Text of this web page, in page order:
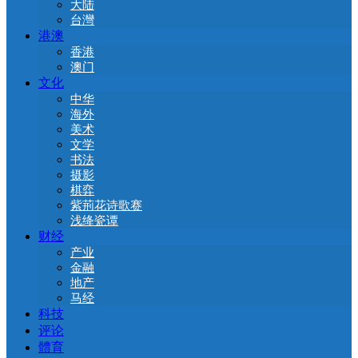
大陆
台灣
港澳
香港
澳门
文化
中华
海外
美术
文学
书法
摄影
棋弈
紫荊花诗歌赛
浅绛瓷谭
财经
产业
金融
地产
马经
科技
评论
體育